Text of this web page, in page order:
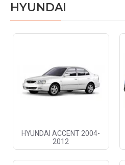
HYUNDAI
HYUNDAI ACCENT 2004-
2012